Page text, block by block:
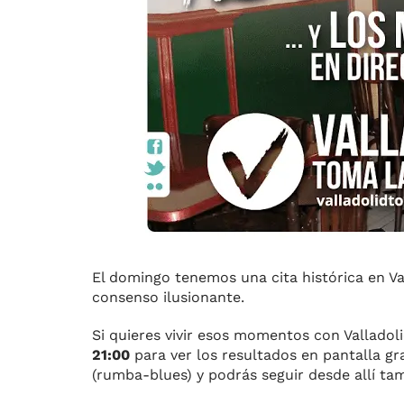
El domingo tenemos una cita histórica en
consenso ilusionante.
Si quieres vivir esos momentos con
21:00 para ver los resultados en pantalla
(rumba-blues) y podrás seguir desde allí